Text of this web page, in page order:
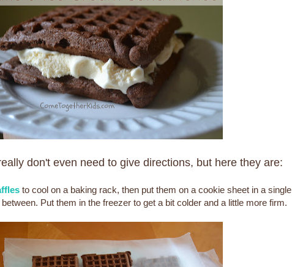
don't even need to give directions, but here they are:
to cool on a baking rack, then put them on a cookie sheet in a single
Put them in the freezer to get a bit colder and a little more firm.